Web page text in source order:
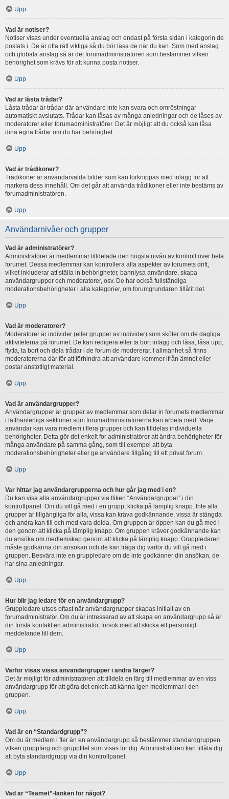
Upp
Vad är notiser?
Notiser visas under eventuella anslag och endast på första sidan i kategorin de
postats i. De är ofta rätt viktiga så du bör läsa de när du kan. Som med anslag
och globala anslag så är det forumadministratören som bestämmer vilken
behörighet som krävs för att kunna posta notiser.
Upp
Vad är låsta trådar?
Låsta trådar är trådar där användare inte kan svara och omröstningar
automatiskt avslutats. Trådar kan låsas av många anledningar och de låses av
moderatorer eller forumadministratörer. Det är möjligt att du också kan låsa
dina egna trådar om du har behörighet.
Upp
Vad är trådikoner?
Trådikoner är användarvalda bilder som kan förknippas med inlägg för att
markera dess innehåll. Om det går att använda trådikoner eller inte bestäms av
forumadministratören.
Upp
Användarnivåer och grupper
Vad är administratörer?
Administratörer är medlemmar tilldelade den högsta nivån av kontroll över hela
forumet. Dessa medlemmar kan kontrollera alla aspekter av forumets drift,
vilket inkluderar att ställa in behörigheter, bannlysa användare, skapa
användargrupper och moderatorer, osv. De har också fullständiga
moderationsbehörigheter i alla kategorier, om forumgrundaren tillåtit det.
Upp
Vad är moderatorer?
Moderatorer är individer (eller grupper av individer) som sköter om de dagliga
aktiviteterna på forumet. De kan redigera eller ta bort inlägg och låsa, låsa upp,
flytta, ta bort och dela trådar i de forum de modererar. I allmänhet så finns
moderatorerna där för att förhindra att användare kommer ifrån ämnet eller
postar anstötligt material.
Upp
Vad är användargrupper?
Användargrupper är grupper av medlemmar som delar in forumets medlemmar
i lätthanterliga sektioner som forumadministratörerna kan arbeta med. Varje
användar kan vara medlem i flera grupper och kan tilldelas individuella
behörigheter. Detta gör det enkelt för administratörer att ändra behörigheter för
många användare på samma gång, som till exempel att byta
moderationsbehörigheter eller ge användare tillgång till ett privat forum.
Upp
Var hittar jag användargrupperna och hur går jag med i en?
Du kan visa alla användargrupper via fliken “Användargrupper” i din
kontrollpanel. Om du vill gå med i en grupp, klicka på lämplig knapp. Inte alla
grupper är tillgängliga för alla, vissa kan kräva godkännande, vissa är stängda
och andra kan till och med vara dolda. Om gruppen är öppen kan du gå med i
den genom att klicka på lämplig knapp. Om gruppen kräver godkännande kan
du ansöka om medlemskap genom att klicka på lämplig knapp. Gruppledaren
måste godkänna din ansökan och de kan fråga dig varför du vill gå med i
gruppen. Besvära inte en gruppledare om de inte godkänner din ansökan, de
har sina anledningar.
Upp
Hur blir jag ledare för en användargrupp?
Gruppledare utses oftast när användargrupper skapas initialt av en
forumadministratör. Om du är intresserad av att skapa en användargrupp så är
din första kontakt en administratör, försök med att skicka ett personligt
meddelande till dem.
Upp
Varför visas vissa användargrupper i andra färger?
Det är möjligt för administratören att tilldela en färg till medlemmar av en viss
användargrupp för att göra det enkelt att känna igen medlemmar i den
gruppen.
Upp
Vad är en “Standardgrupp”?
Om du är medlem i fler än en användargrupp så bestämmer standardgruppen
vilken gruppfärg och grupptitel som visas för dig. Administratören kan tillåta dig
att byta standardgrupp via din kontrollpanel.
Upp
Vad är “Teamet”-länken för något?